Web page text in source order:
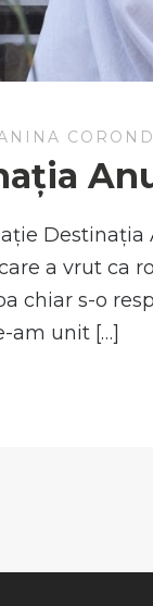
Destinația
a vrut ca
chiar s-o
am unit […]